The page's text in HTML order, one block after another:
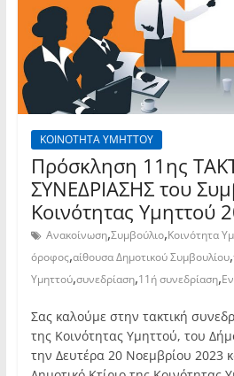
ΚΟΙΝΟΤΗΤΑ ΥΜΗΤΤΟΥ
Πρόσκληση 11ης
ΣΥΝΕΔΡΙΑΣΗΣ του
Κοινότητας Υμηττού
Ανακοίνωση,Συμβούλιο,Κοινότητα
όροφος,αίθουσα Δημοτικού Συμβουλίου,
Υμηττού,συνεδρίαση,11ή συνεδρίαση,
Σας καλούμε στην τακτική
της Κοινότητας Υμηττού, του
την Δευτέρα 20 Νοεμβρίου 2023